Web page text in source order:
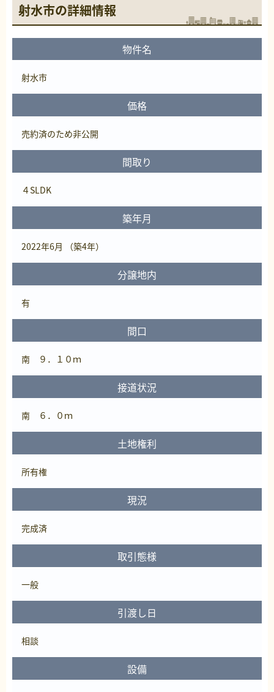
射水市の詳細情報
物件名
射水市
価格
売約済のため非公開
間取り
４SLDK
築年月
2022年6月 （築4年）
分譲地内
有
間口
南 ９．１０ｍ
接道状況
南 ６．０ｍ
土地権利
所有権
現況
完成済
取引態様
一般
引渡し日
相談
設備